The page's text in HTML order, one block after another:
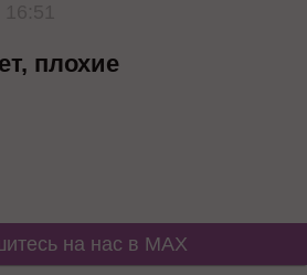
плохие
на нас в MAX